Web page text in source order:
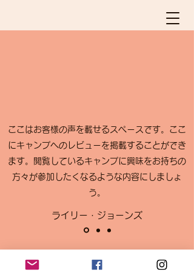
ここはお客様の声を載せるスペースです。ここ
にキャンプへのレビューを掲載することができ
ます。閲覧しているキャンプに興味をお持ちの
方々が参加したくなるような内容にしましょ
う。
ライリー・ジョーンズ